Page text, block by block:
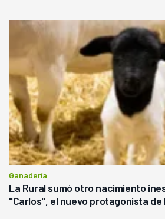
Ganadería
La Rural sumó otro nacimiento
"Carlos", el nuevo protagonista de